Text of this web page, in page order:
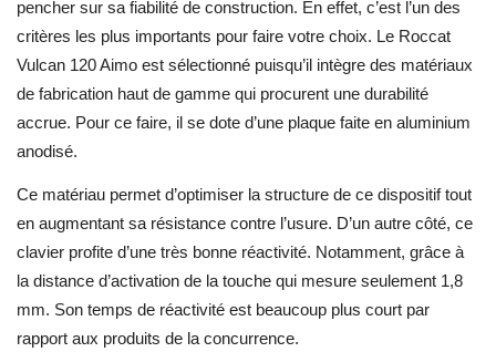
pencher sur sa fiabilité de construction. En effet, c’est l’un des
critères les plus importants pour faire votre choix. Le Roccat
Vulcan 120 Aimo est sélectionné puisqu’il intègre des matériaux
de fabrication haut de gamme qui procurent une durabilité
accrue. Pour ce faire, il se dote d’une plaque faite en aluminium
anodisé.
Ce matériau permet d’optimiser la structure de ce dispositif tout
en augmentant sa résistance contre l’usure. D’un autre côté, ce
clavier profite d’une très bonne réactivité. Notamment, grâce à
la distance d’activation de la touche qui mesure seulement 1,8
mm. Son temps de réactivité est beaucoup plus court par
rapport aux produits de la concurrence.